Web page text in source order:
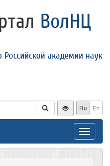
ВолНЦ
академии наук
Ru En
Toggle